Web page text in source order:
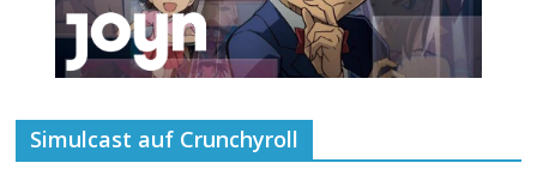
Simulcast auf Crunchyroll